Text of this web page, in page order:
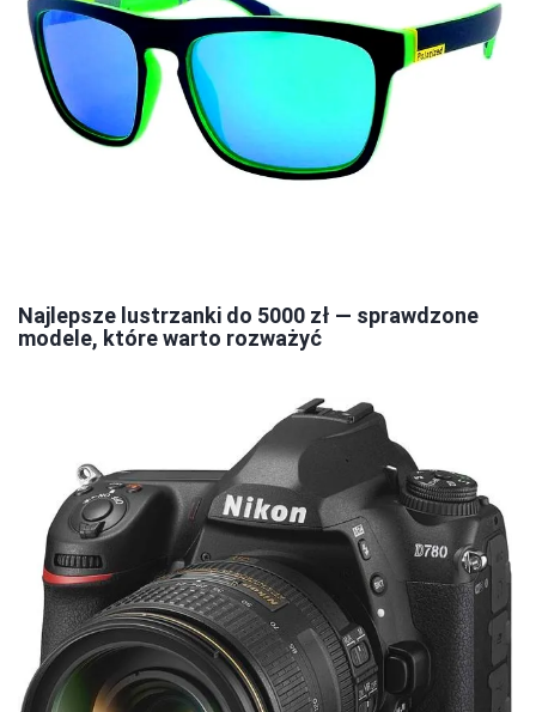
Najlepsze lustrzanki do 5000 zł — sprawdzone
modele, które warto rozważyć